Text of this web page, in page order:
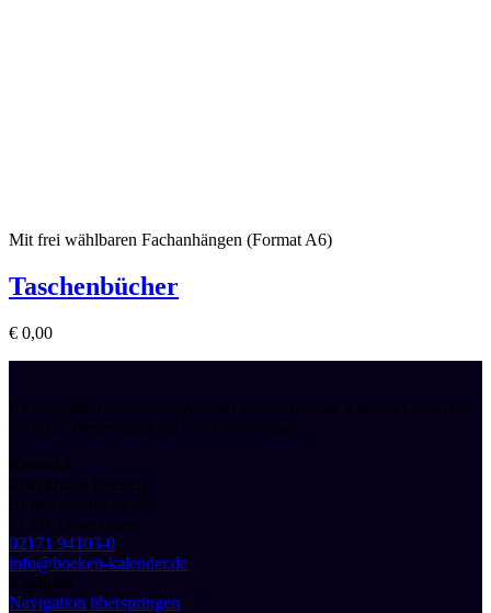
Mit frei wählbaren Fachanhängen (Format A6)
Taschenbücher
€ 0,00
Ihr individueller Kalenderverlag! Personalisierte Kalender sind das
perfekte Werbemittel für Ihr Unternehmen.
Kontakt
druckhaus boeken
Bürgerbuschweg 48
51381 Leverkusen
02171 94103-0
info@boeken-kalender.de
Toplinks
Navigation überspringen